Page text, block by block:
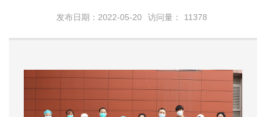
发布日期：2022-05-20 访问量： 11378